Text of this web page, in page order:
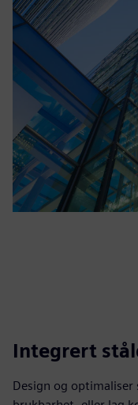
Integrert
Design og